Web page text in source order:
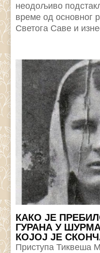
неодољиво
време од основног
Светога Саве и
КАКО ЈЕ
ГУРАНА У
КОЈОЈ ЈЕ
Приступа Тиквеша